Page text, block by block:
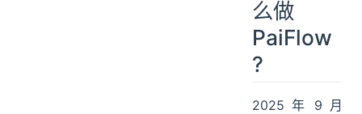
么做
PaiFlow
?
2025 年 9 月